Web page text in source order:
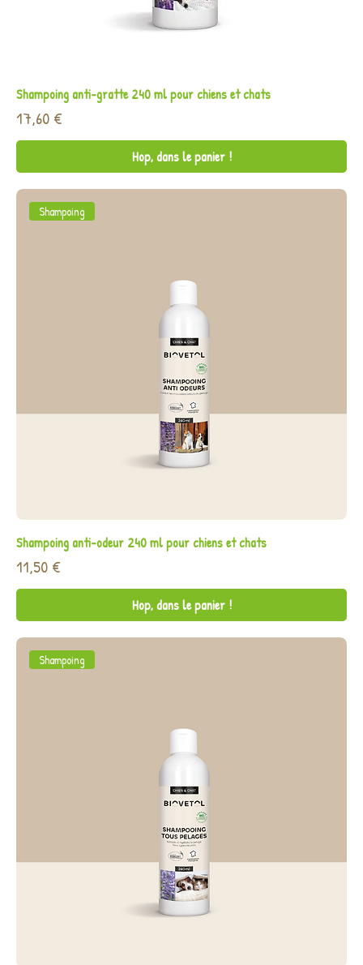
Shampoing anti-gratte 240 ml pour chiens et chats
Prix
17,60 €
Hop, dans le panier !
Shampoing
Shampoing anti-odeur 240 ml pour chiens et chats
Prix
11,50 €
Hop, dans le panier !
Shampoing